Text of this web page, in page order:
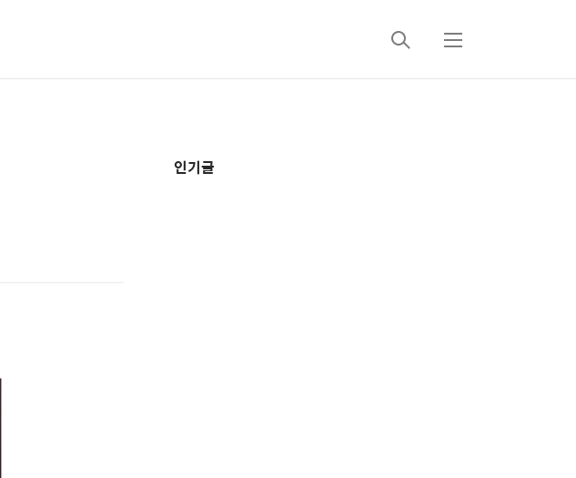
검
메
추
인기글